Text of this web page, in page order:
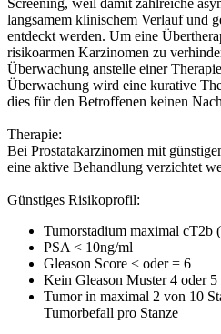
langsamem klinischem Verlauf und
entdeckt werden. Um eine
risikoarmen Karzinomen zu
Überwachung anstelle einer
Überwachung wird eine kurative
dies für den Betroffenen keinen
Therapie:
Bei Prostatakarzinomen mit
eine aktive Behandlung verzichtet
Günstiges Risikoprofil:
Tumorstadium maximal cT2b
PSA < 10ng/ml
Gleason Score < oder = 6
Kein Gleason Muster 4 oder 5
Tumor in maximal 2 von 10
Tumorbefall pro Stanze